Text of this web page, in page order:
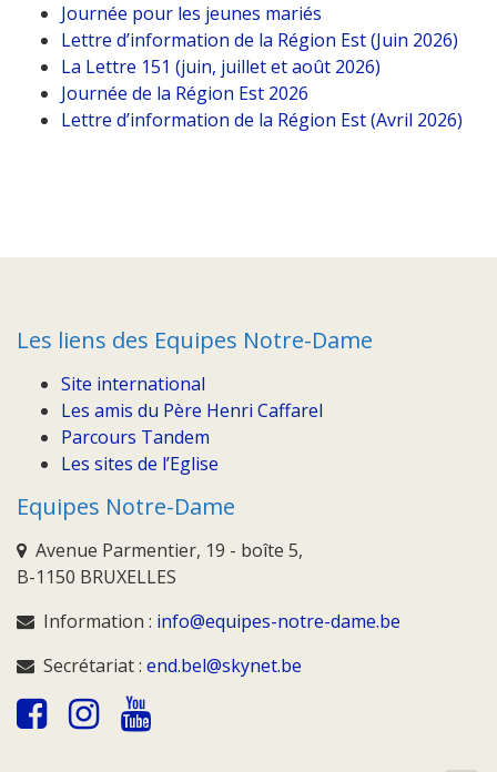
Journée pour les jeunes mariés
Lettre d’information de la Région Est (Juin 2026)
La Lettre 151 (juin, juillet et août 2026)
Journée de la Région Est 2026
Lettre d’information de la Région Est (Avril 2026)
Les liens des Equipes Notre-Dame
Site international
Les amis du Père Henri Caffarel
Parcours Tandem
Les sites de l’Eglise
Equipes Notre-Dame
Avenue Parmentier, 19 - boîte 5,
B-1150 BRUXELLES
Information : info@equipes-notre-dame.be
Secrétariat : end.bel@skynet.be